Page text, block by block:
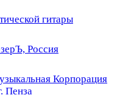
гитары
Россия
Корпорация
Пенза